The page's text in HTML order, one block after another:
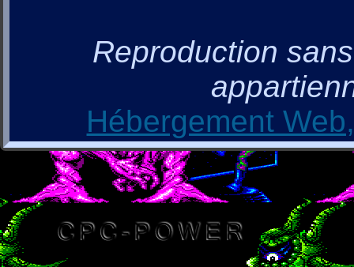
Reproduction
Hébergement